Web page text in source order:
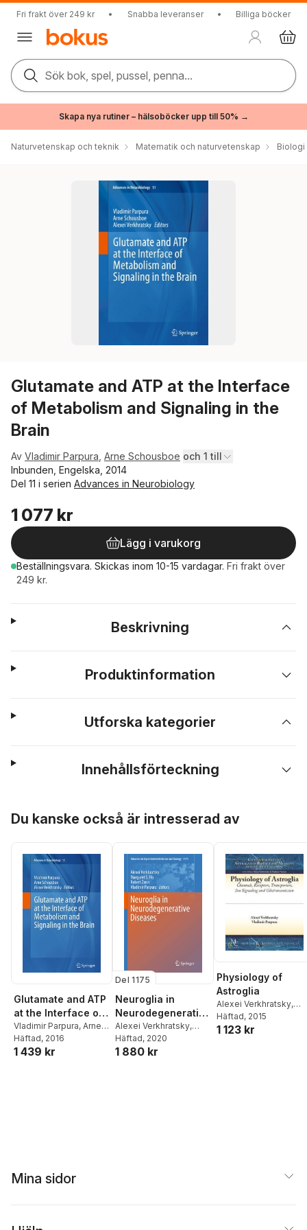
Fri frakt över 249 kr • Snabba leveranser • Billiga böcker
Sök bok, spel, pussel, penna...
Skapa nya rutiner – hälsoböcker upp till 50% →
Naturvetenskap och teknik Matematik och naturvetenskap Biologi
Glutamate and ATP at the Interface
of Metabolism and Signaling in the
Brain
Av Vladimir Parpura Arne Schousboe och 1 till
Inbunden, Engelska, 2014
Del 11 i serien Advances in Neurobiology
1 077 kr
Lägg i varukorg
Beställningsvara. Skickas inom 10-15 vardagar. Fri frakt över
249 kr.
Beskrivning
Produktinformation
Utforska kategorier
Innehållsförteckning
Du kanske också är intresserad av
Glutamate and ATP
at the Interface of
Metabolism and
Signaling in the
Brain
Vladimir Parpura, Arne
Schousboe,
Verkhratsky
Häftad, 2016
1 439 kr
Del 1175
Neuroglia in
Neurodegenerative
Diseases
Alexei Verkhratsky,
Margaret S. Ho
Zorec,Vladimir Parpura
Häftad, 2020
1 880 kr
Physiology of
Astroglia
Alexei Verkhratsky,
Vladimir Parpura
Häftad, 2015
1 123 kr
Mina sidor